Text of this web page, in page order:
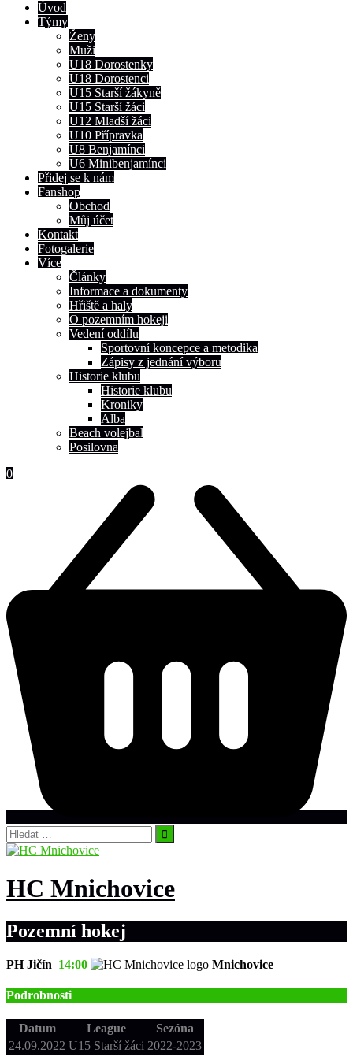
Úvod
Týmy
Ženy
Muži
U18 Dorostenky
U18 Dorostenci
U15 Starší žákyně
U15 Starší žáci
U12 Mladší žáci
U10 Přípravka
U8 Benjamínci
U6 Minibenjamínci
Přidej se k nám
Fanshop
Obchod
Můj účet
Kontakt
Fotogalerie
Více
Články
Informace a dokumenty
Hřiště a haly
O pozemním hokeji
Vedení oddílu
Sportovní koncepce a metodika
Zápisy z jednání výboru
Historie klubu
Historie klubu
Kroniky
Alba
Beach volejbal
Posilovna
0
Vyhledávání
HC Mnichovice
Pozemní hokej
PH Jičín 14:00 Mnichovice
Podrobnosti
Datum League
Sezóna
24.09.2022 U15 Starší žáci 2022-2023